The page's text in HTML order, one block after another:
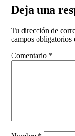
Deja una
Tu dirección de
campos obligatorios
Comentario *